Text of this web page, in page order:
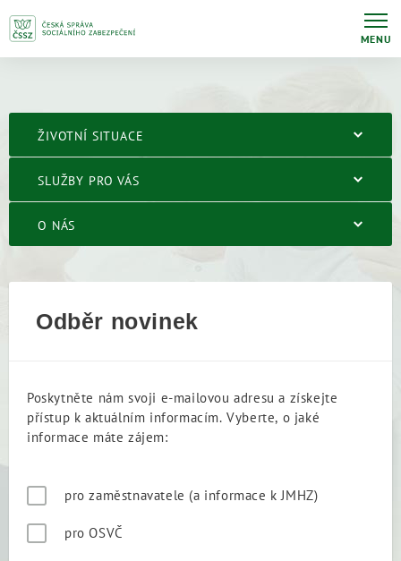
MENU
ŽIVOTNÍ SITUACE
SLUŽBY PRO VÁS
O NÁS
Odběr novinek
Poskytněte nám svoji e-mailovou adresu a získejte
přístup k aktuálním informacím. Vyberte, o jaké
informace máte zájem:
pro zaměstnavatele (a informace k JMHZ)
pro OSVČ